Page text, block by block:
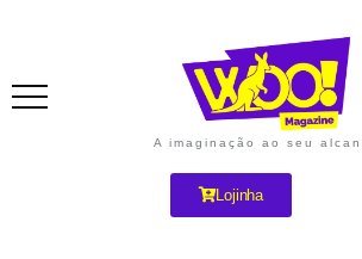
A imaginação ao seu
Lojinha